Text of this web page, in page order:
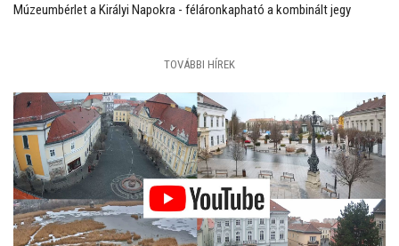
Múzeumbérlet a Királyi Napokra - féláronkapható a kombinált jegy
TOVÁBBI HÍREK